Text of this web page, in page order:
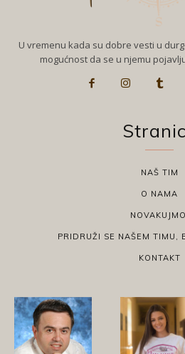
U vremenu kada su dobre vesti u
mogućnost da se u njemu
NAŠ TIM
O NAMA
PRIDRUŽI SE NAŠEM TIMU,
KONTAKT